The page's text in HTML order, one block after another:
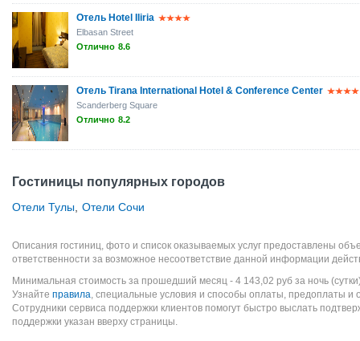
Отель Hotel Iliria
Elbasan Street
Отлично 8.6
Отель Tirana International Hotel & Conference Center
Scanderberg Square
Отлично 8.2
Гостиницы популярных городов
Отели Тулы Отели Сочи
Описания гостиниц, фото и список оказываемых услуг предоставлены
ответственности за возможное несоответствие данной информации
Минимальная стоимость за прошедший месяц - 4 143,02 руб за ночь
Узнайте правила, специальные условия и способы оплаты, предоплаты и
Сотрудники сервиса поддержки клиентов помогут быстро выслать
поддержки указан вверху страницы.